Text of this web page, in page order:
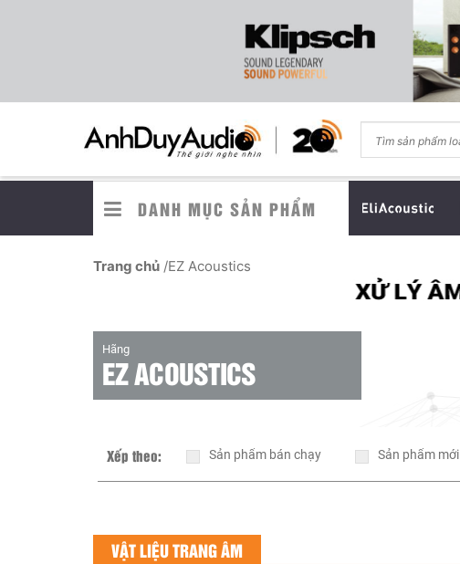
DANH MỤC SẢN PHẨM
Trang chủ /EZ Acoustics
Hãng
EZ ACOUSTICS
Xếp theo: Sản phẩm bán chạy Sản phẩm mới
VẬT LIỆU TRANG ÂM